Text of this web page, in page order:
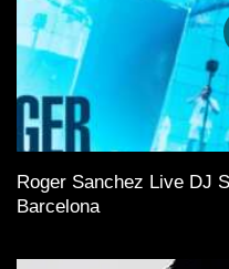
Roger Sanchez Live DJ
Barcelona